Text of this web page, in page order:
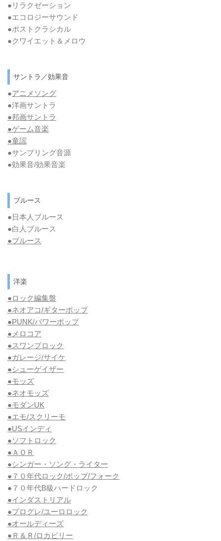
●リラクゼーション
●エコロジーサウンド
●ポストクラシカル
●クワイエット＆メロウ
サントラ／効果音
●アニメソング
●洋画サントラ
●邦画サントラ
●ゲーム音楽
●童謡
●サンプリング音源
●効果音/効果音楽
ブルース
●日本人ブルース
●白人ブルース
●ブルース
洋楽
●ロック編集盤
●ネオアコ/ギターポップ
●PUNK/パワーポップ
●メロコア
●スワンプロック
●ガレージ/サイケ
●シューゲイザー
●モッズ
●ネオモッズ
●モダンUK
●エモ/スクリーモ
●USインディ
●ソフトロック
●ＡＯＲ
●シンガー・ソング・ライター
●７０年代ロック/ポップ/フォーク
●７０年代B級ハードロック
●インダストリアル
●プログレ/ユーロロック
●オールディーズ
●Ｒ＆Ｒ/ロカビリー